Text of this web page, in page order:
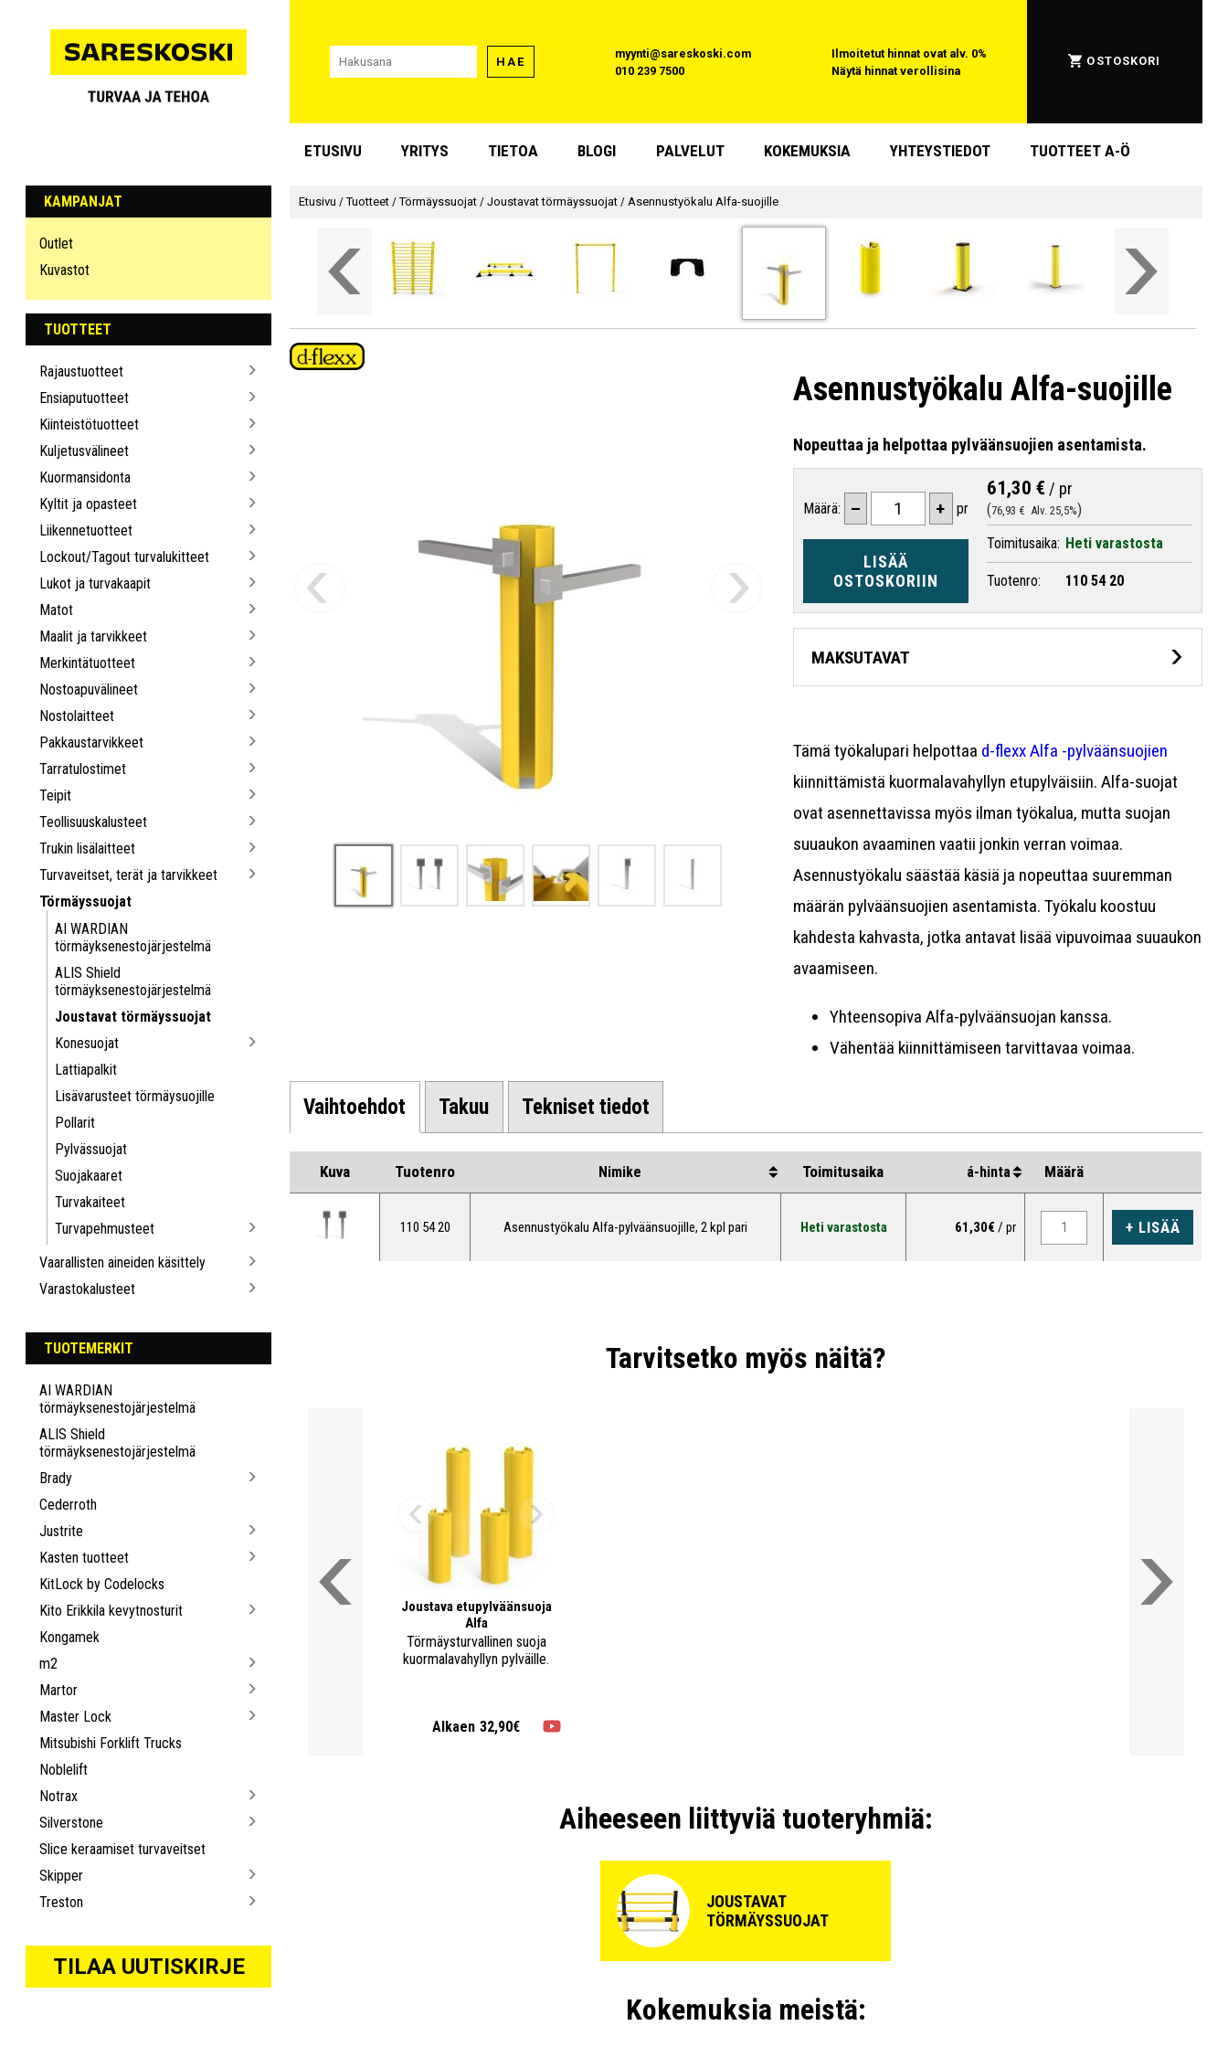
HAE
myynti@sareskoski.com
010 239 7500
Ilmoitetut hinnat ovat alv. 0%
Näytä hinnat verollisina
OSTOSKORI
ETUSIVU YRITYS TIETOA BLOGI PALVELUT KOKEMUKSIA YHTEYSTIEDOT TUOTTEET A-Ö
KAMPANJAT
Outlet
Kuvastot
TUOTTEET
Rajaustuotteet
Ensiaputuotteet
Kiinteistötuotteet
Kuljetusvälineet
Kuormansidonta
Kyltit ja opasteet
Liikennetuotteet
Lockout/Tagout turvalukitteet
Lukot ja turvakaapit
Matot
Maalit ja tarvikkeet
Merkintätuotteet
Nostoapuvälineet
Nostolaitteet
Pakkaustarvikkeet
Tarratulostimet
Teipit
Teollisuuskalusteet
Trukin lisälaitteet
Turvaveitset, terät ja tarvikkeet
Törmäyssuojat
AI WARDIAN
törmäyksenestojärjestelmä
ALIS Shield
törmäyksenestojärjestelmä
Joustavat törmäyssuojat
Konesuojat
Lattiapalkit
Lisävarusteet törmäysuojille
Pollarit
Pylvässuojat
Suojakaaret
Turvakaiteet
Turvapehmusteet
Vaarallisten aineiden käsittely
Varastokalusteet
TUOTEMERKIT
AI WARDIAN
törmäyksenestojärjestelmä
ALIS Shield
törmäyksenestojärjestelmä
Brady
Cederroth
Justrite
Kasten tuotteet
KitLock by Codelocks
Kito Erikkila kevytnosturit
Kongamek
m2
Martor
Master Lock
Mitsubishi Forklift Trucks
Noblelift
Notrax
Silverstone
Slice keraamiset turvaveitset
Skipper
Treston
TILAA UUTISKIRJE
Etusivu /Tuotteet /Törmäyssuojat /Joustavat törmäyssuojat / Asennustyökalu Alfa-suojille
Asennustyökalu Alfa-suojille
Nopeuttaa ja helpottaa pylväänsuojien asentamista.
Määrä: – + pr
LISÄÄ
OSTOSKORIIN
61,30 € / pr
76,93 € Alv. 25,5%
Toimitusaika: Heti varastosta
Tuotenro: 110 54 20
MAKSUTAVAT
Tämä työkalupari helpottaa d-flexx Alfa -pylväänsuojien
kiinnittämistä kuormalavahyllyn etupylväisiin. Alfa-suojat
ovat asennettavissa myös ilman työkalua, mutta suojan
suuaukon avaaminen vaatii jonkin verran voimaa.
Asennustyökalu säästää käsiä ja nopeuttaa suuremman
määrän pylväänsuojien asentamista. Työkalu koostuu
kahdesta kahvasta, jotka antavat lisää vipuvoimaa suuaukon
avaamiseen.
Yhteensopiva Alfa-pylväänsuojan kanssa.
Vähentää kiinnittämiseen tarvittavaa voimaa.
1 vuoden takuu.
Vaihtoehdot Takuu Tekniset tiedot
Kuva Tuotenro Nimike Toimitusaika á-hinta Määrä
110 54 20 Asennustyökalu Alfa-pylväänsuojille, 2 kpl pari Heti varastosta 61,30€ / pr + LISÄÄ
Tarvitsetko myös näitä?
Joustava etupylväänsuoja
Alfa
Törmäysturvallinen suoja
kuormalavahyllyn pylväille.
Alkaen 32,90€
Aiheeseen liittyviä tuoteryhmiä:
JOUSTAVAT
TÖRMÄYSSUOJAT
Kokemuksia meistä: